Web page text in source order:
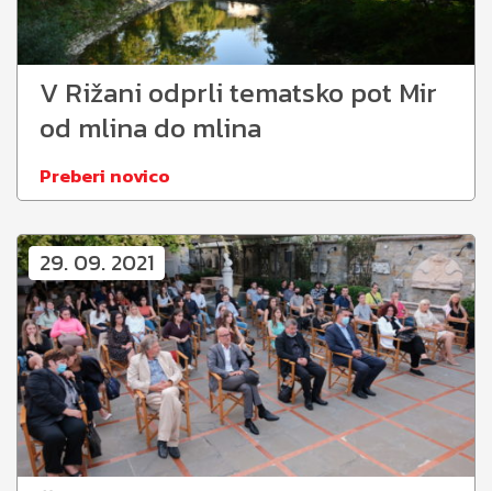
V Rižani odprli tematsko pot Mir
od mlina do mlina
Preberi novico
29. 09. 2021